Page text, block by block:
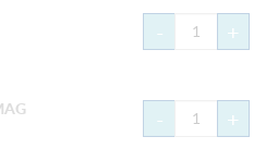
- +
- +